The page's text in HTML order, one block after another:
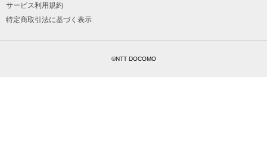
サービス利用規約
特定商取引法に基づく表示
©NTT DOCOMO